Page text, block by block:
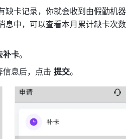
缺卡记录，你就会收到由假勤机
息中，可以查看本月累计缺卡次
补卡。
信息后，点击 提交。